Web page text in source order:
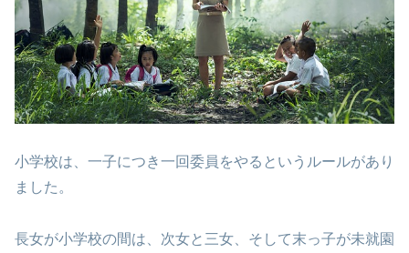
小学校は、一子につき一回委員をやるというルールがあり
ました。
長女が小学校の間は、次女と三女、そして末っ子が未就園